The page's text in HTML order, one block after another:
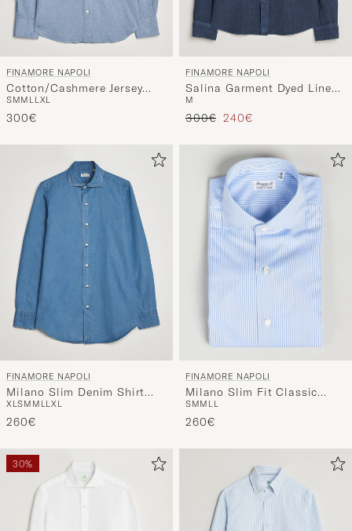
FINAMORE NAPOLI
Cotton/Cashmere Jersey
Shirt Light Blue
SMM LLXL
300€
FINAMORE NAPOLI
Salina Garment Dyed Linen
Overshirt Navy
M
Tavallinen hinta
300€ Alennettu hinta
240€
FINAMORE NAPOLI
Milano Slim Denim Shirt
Light Indigo
XLSM M LLXL
260€
FINAMORE NAPOLI
Milano Slim Fit Classic
Shirt Blue
SMM LL
260€
30%